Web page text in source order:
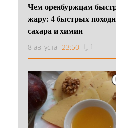
Чем оренбуржцам
жару: 4 быстрых
сахара и химии
8 августа 23:50